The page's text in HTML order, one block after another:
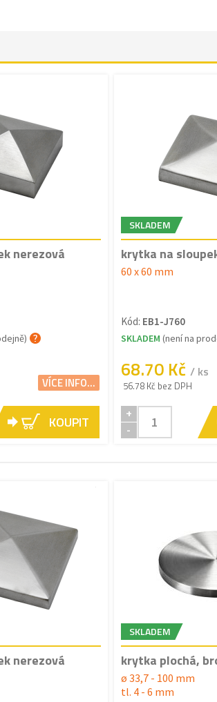
nerezová
VÍCE INFO...
KOUPIT
SKLADEM
krytka na
60 x 60 mm
Kód: EB1-J760
SKLADEM (není na
68.70 Kč / ks
56.78 Kč bez DPH
+
-
nerezová
SKLADEM
krytka plochá,
ø 33,7 - 100 mm
tl. 4 - 6 mm